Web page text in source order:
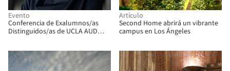
Evento
Conferencia de Exalumnos/as
Distinguidos/as de UCLA AUD
Artículo
Second Home abrirá un vibrante
campus en Los Ángeles